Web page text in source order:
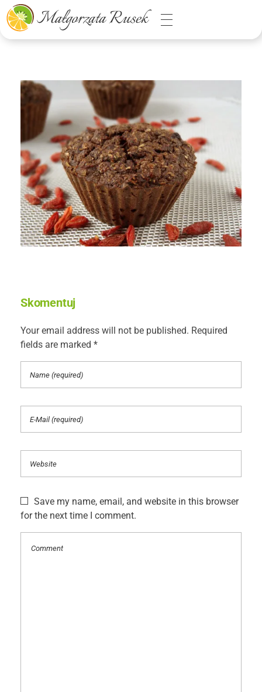
Małgorzata Rusek - dietetyk z pasją
Dietetyka kliniczna & Psychodietetyka
Skomentuj
Your email address will not be published. Required
fields are marked *
Save my name, email, and website in this browser
for the next time I comment.